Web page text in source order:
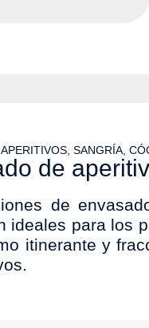
APERITIVOS, SANGRÍA,
de
de
ideales para los
itinerante y